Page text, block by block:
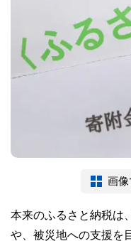
画像
本来のふるさと納税は
や、被災地への支援を